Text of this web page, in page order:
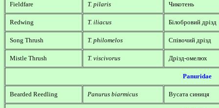
Fieldfare T. pilaris Чикотень
Redwing T. iliacus Білобровий дрізд
Song Thrush T. philomelos Співочий дрізд
Mistle Thrush T. viscivorus Дрізд-омелюх
Panuridae
Bearded Reedling Panurus biarmicus Вусата синиця